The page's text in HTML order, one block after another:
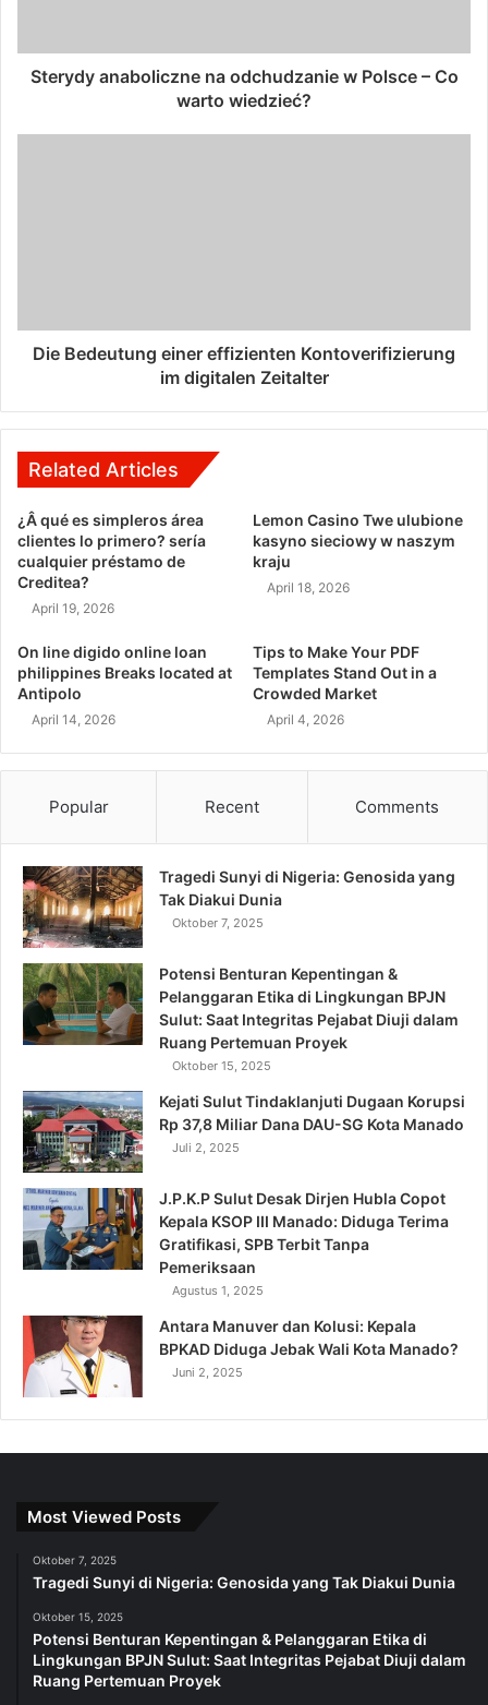
Sterydy anaboliczne na odchudzanie w Polsce – Co
warto wiedzieć?
Die Bedeutung einer effizienten Kontoverifizierung
im digitalen Zeitalter
Related Articles
¿Â qué es simpleros área
clientes lo primero? serí­a
cualquier préstamo de
Creditea?
April 19, 2026
Lemon Casino Twe ulubione
kasyno sieciowy w naszym
kraju
April 18, 2026
On line digido online loan
philippines Breaks located at
Antipolo
April 14, 2026
Tips to Make Your PDF
Templates Stand Out in a
Crowded Market
April 4, 2026
Popular Recent Comments
Tragedi Sunyi di Nigeria: Genosida yang
Tak Diakui Dunia
Oktober 7, 2025
Potensi Benturan Kepentingan &
Pelanggaran Etika di Lingkungan BPJN
Sulut: Saat Integritas Pejabat Diuji dalam
Ruang Pertemuan Proyek
Oktober 15, 2025
Kejati Sulut Tindaklanjuti Dugaan Korupsi
Rp 37,8 Miliar Dana DAU-SG Kota Manado
Juli 2, 2025
J.P.K.P Sulut Desak Dirjen Hubla Copot
Kepala KSOP III Manado: Diduga Terima
Gratifikasi, SPB Terbit Tanpa
Pemeriksaan
Agustus 1, 2025
Antara Manuver dan Kolusi: Kepala
BPKAD Diduga Jebak Wali Kota Manado?
Juni 2, 2025
Most Viewed Posts
Oktober 7, 2025
Tragedi Sunyi di Nigeria: Genosida yang Tak Diakui Dunia
Oktober 15, 2025
Potensi Benturan Kepentingan & Pelanggaran Etika di
Lingkungan BPJN Sulut: Saat Integritas Pejabat Diuji dalam
Ruang Pertemuan Proyek